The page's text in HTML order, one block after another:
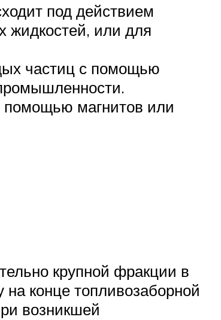
под действием
жидкостей, или для
частиц с помощью
помощью магнитов или
крупной фракции в
конце топливозаборной
возникшей